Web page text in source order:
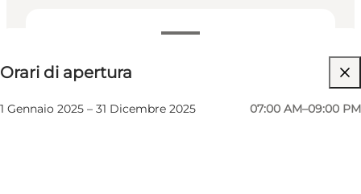
Visualizza orari di apertura
Orari di apertura
1 Gennaio 2025 – 31 Dicembre 2025 07:00 AM–09:00 PM
Visita il sito web